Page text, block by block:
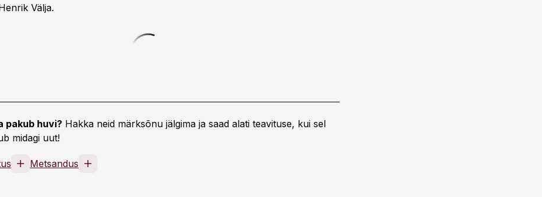
Välja.
pakub huvi? Hakka neid märksõnu jälgima ja saad alati teavituse, kui sel
midagi uut!
Metsandus